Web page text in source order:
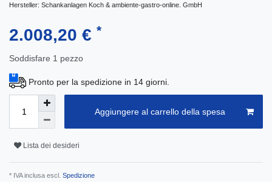
Hersteller: Schankanlagen Koch & ambiente-gastro-online. GmbH
2.008,20 € *
Soddisfare 1 pezzo
Pronto per la spedizione in 14 giorni.
Aggiungere al carrello della spesa
Lista dei desideri
* IVA inclusa escl. Spedizione